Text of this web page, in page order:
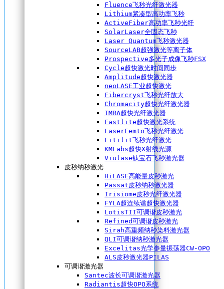
Fluence飞秒光纤激光器
Lithium紧凑型高功率飞秒
ActiveFiber高功率飞秒光纤
SolarLaser全固态飞秒
Laser Quantum飞秒激光器
SourceLAB超强激光等离子体
Prospective多光子成像飞秒FSX
Cycle超快激光时间同步
Amplitude超快激光器
neoLASE工业超快激光
Fibercryst飞秒光纤放大
Chromacity超快光纤激光器
IMRA超快光纤激光器
Fastlite超快激光系统
LaserFemto飞秒光纤激光
Litilit飞秒光纤激光
KMLabs超快X射线光源
Viulase钛宝石飞秒激光器
皮秒纳秒激光
HiLASE高能量皮秒激光
Passat皮秒纳秒激光器
Irisiome皮秒光纤激光器
FYLA超连续谱超快激光器
LotisTII可调谐皮秒激光
Refined可调谐皮秒激光
Sirah高重频纳秒染料激光器
QLI可调谐纳秒激光器
Excelitas光学参量振荡器CW-OPO
ALS皮秒激光器PILAS
可调谐激光器
Santec波长可调谐激光器
Radiantis超快OPO系统